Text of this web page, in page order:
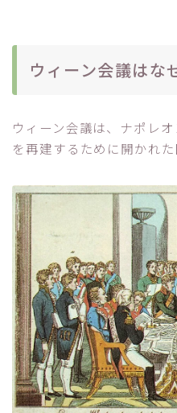
ウィーン会議はな
ウィーン会議は、ナポレ
を再建するために開かれた